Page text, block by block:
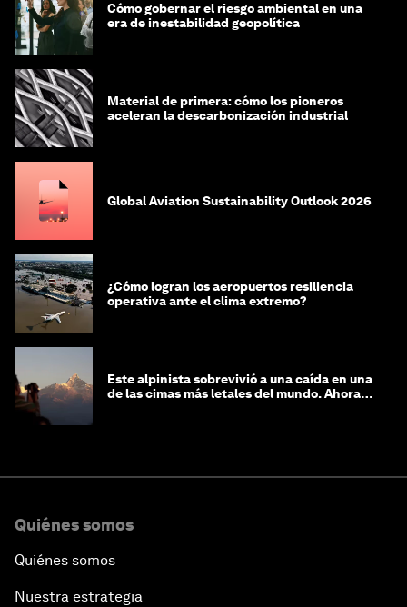
Cómo gobernar el riesgo ambiental en una
era de inestabilidad geopolítica
Material de primera: cómo los pioneros
aceleran la descarbonización industrial
Global Aviation Sustainability Outlook 2026
¿Cómo logran los aeropuertos resiliencia
operativa ante el clima extremo?
Este alpinista sobrevivió a una caída en una
de las cimas más letales del mundo. Ahora
Quiénes somos
Quiénes somos
Nuestra estrategia